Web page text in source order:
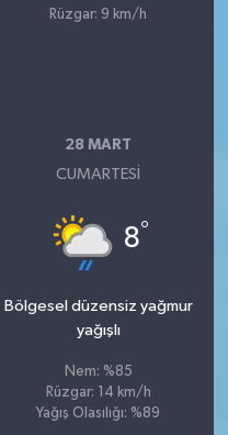
Rüzgar: 9 km/h
28 MART
CUMARTESI
8°
Bölgesel düzensiz yağmur
yağışlı
Nem: %85
Rüzgar: 14 km/h
Yağış Olasılığı: %89